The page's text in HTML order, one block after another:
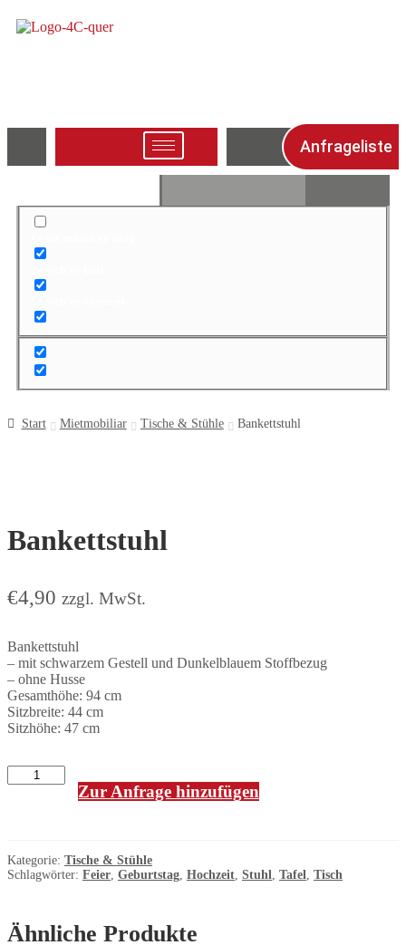
Anfrageliste
Start Mietmobiliar Tische & Stühle Bankettstuhl
Bankettstuhl
€4,90 zzgl. MwSt.
Bankettstuhl
– mit schwarzem Gestell und Dunkelblauem Stoffbezug
– ohne Husse
Gesamthöhe: 94 cm
Sitzbreite: 44 cm
Sitzhöhe: 47 cm
Zur Anfrage hinzufügen
Kategorie: Tische & Stühle
Schlagwörter: Feier Geburtstag Hochzeit Stuhl Tafel Tisch
Ähnliche Produkte